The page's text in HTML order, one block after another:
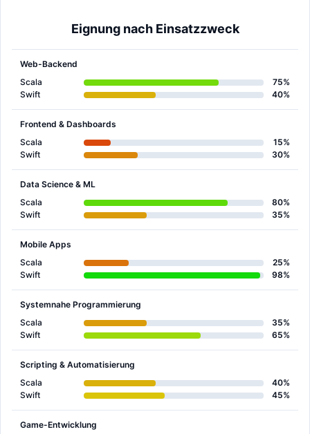
Eignung nach Einsatzzweck
Web-Backend
Scala
75%
Swift
40%
Frontend & Dashboards
Scala
15%
Swift
30%
Data Science & ML
Scala
80%
Swift
35%
Mobile Apps
Scala
25%
Swift
98%
Systemnahe Programmierung
Scala
35%
Swift
65%
Scripting & Automatisierung
Scala
40%
Swift
45%
Game-Entwicklung